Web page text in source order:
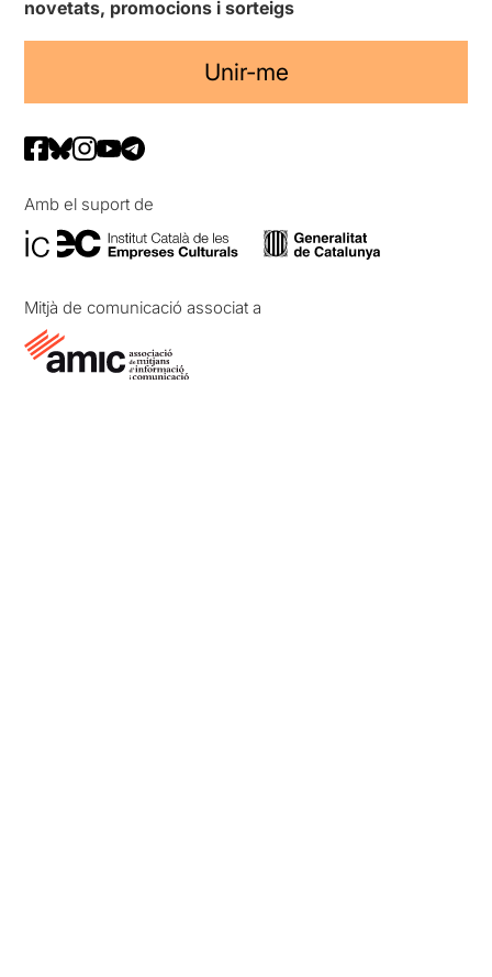
novetats, promocions i sorteigs
Unir-me
Amb el suport de
Mitjà de comunicació associat a